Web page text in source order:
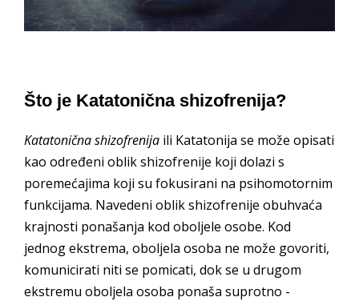
Što je Katatonična shizofrenija?
Katatonična shizofrenija ili Katatonija se može opisati
kao određeni oblik shizofrenije koji dolazi s
poremećajima koji su fokusirani na psihomotornim
funkcijama. Navedeni oblik shizofrenije obuhvaća
krajnosti ponašanja kod oboljele osobe. Kod
jednog ekstrema, oboljela osoba ne može govoriti,
komunicirati niti se pomicati, dok se u drugom
ekstremu oboljela osoba ponaša suprotno -